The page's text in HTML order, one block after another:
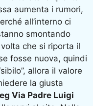
aumenta i rumori,
all’interno ci
smontando
che si riporta il
fosse nuova, quindi
allora il valore
la giusta
Via Padre Luigi